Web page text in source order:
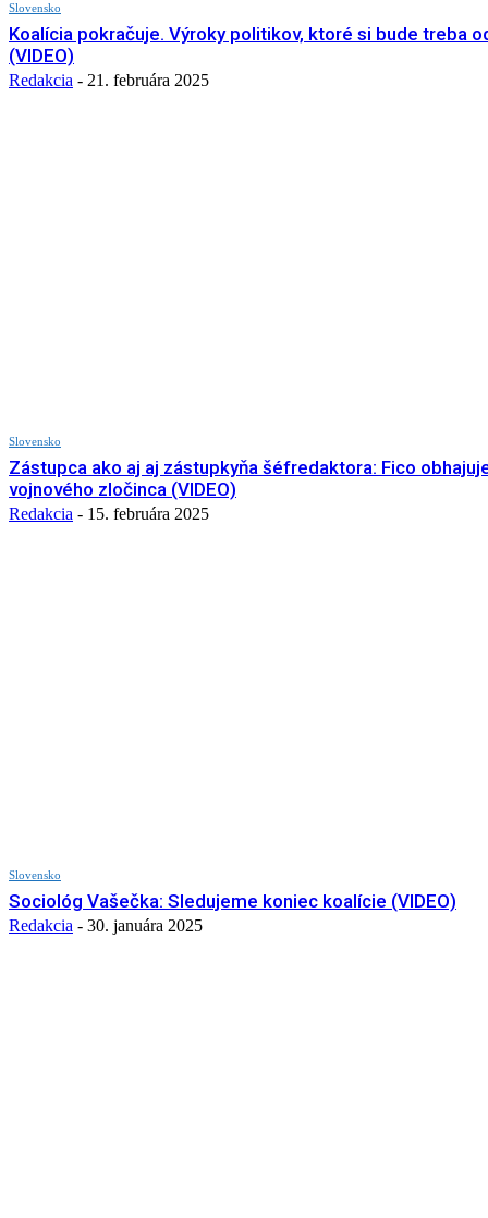
Slovensko
Koalícia pokračuje. Výroky politikov, ktoré si bude treba
(VIDEO)
Redakcia - 21. februára 2025
Slovensko
Zástupca ako aj aj zástupkyňa šéfredaktora: Fico
vojnového zločinca (VIDEO)
Redakcia - 15. februára 2025
Slovensko
Sociológ Vašečka: Sledujeme koniec koalície (VIDEO)
Redakcia - 30. januára 2025